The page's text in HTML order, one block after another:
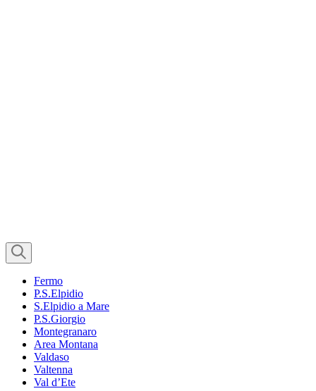
Fermo
P.S.Elpidio
S.Elpidio a Mare
P.S.Giorgio
Montegranaro
Area Montana
Valdaso
Valtenna
Val d’Ete